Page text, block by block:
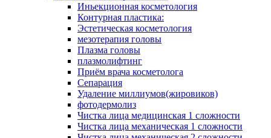
Иньекционная косметология
Контурная пластика:
Эстетическая косметология
мезотерапия головы
Плазма головы
плазмолифтинг
Приём врача косметолога
Сепарация
Удаление миллиумов(жировиков)
фотодермолиз
Чистка лица медицинская 1 сложности
Чистка лица механическая 1 сложности